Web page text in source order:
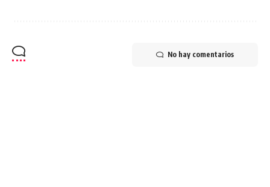
No hay comentarios